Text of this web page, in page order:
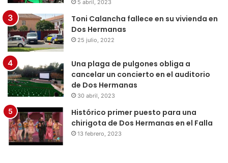
5 abril, 2023
Toni Calancha fallece en su vivienda en
Dos Hermanas
25 julio, 2022
Una plaga de pulgones obliga a
cancelar un concierto en el auditorio
de Dos Hermanas
30 abril, 2023
Histórico primer puesto para una
chirigota de Dos Hermanas en el Falla
13 febrero, 2023